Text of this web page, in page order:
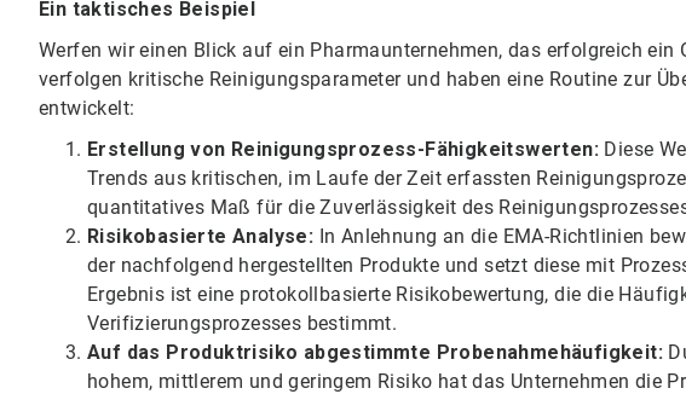
Ein taktisches Beispiel
Werfen wir einen Blick auf ein Pharmaunternehmen, das erfolgreich ein
verfolgen kritische Reinigungsparameter und haben eine Routine zur
entwickelt:
Erstellung von Reinigungsprozess-Fähigkeitswerten: Diese
Trends aus kritischen, im Laufe der Zeit erfassten
quantitatives Maß für die Zuverlässigkeit des
Risikobasierte Analyse: In Anlehnung an die EMA-Richtlinien
der nachfolgend hergestellten Produkte und setzt diese mit
Ergebnis ist eine protokollbasierte Risikobewertung, die die
Verifizierungsprozesses bestimmt.
Auf das Produktrisiko abgestimmte Probenahmehäufigkeit:
hohem, mittlerem und geringem Risiko hat das Unternehmen die